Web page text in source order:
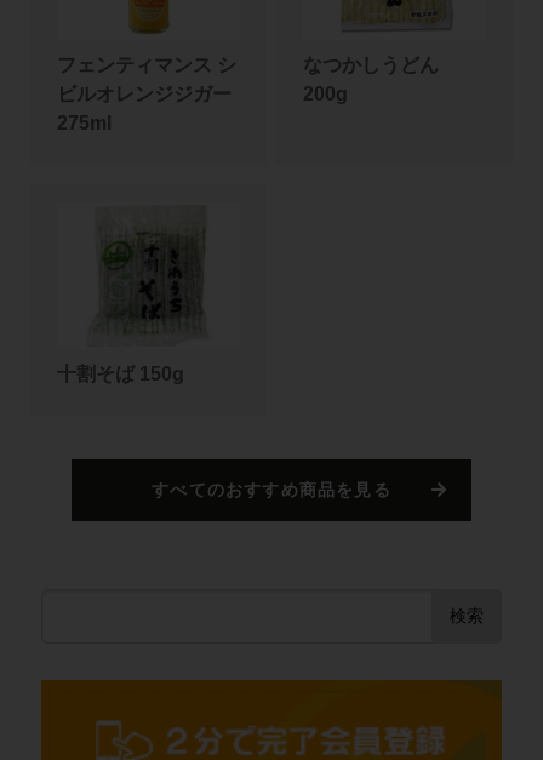
フェンティマンス シ
ビルオレンジジガー
275ml
なつかしうどん
200g
十割そば 150g
すべてのおすすめ商品を見る
検索